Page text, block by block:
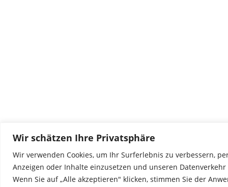
Wir schätzen Ihre Privatsphäre
Wir verwenden Cookies, um Ihr Surferlebnis zu verbessern,
Anzeigen oder Inhalte einzusetzen und unseren
Wenn Sie auf „Alle akzeptieren" klicken, stimmen Sie der